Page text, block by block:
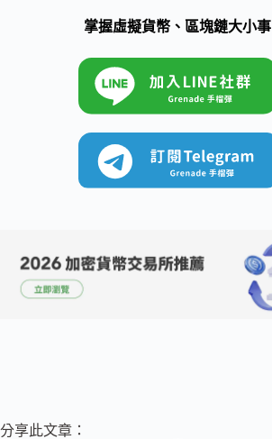
掌握虛擬貨幣、區塊鏈大小事
分享此文章：